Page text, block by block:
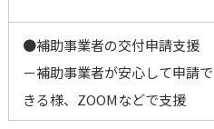
●補助事業者の交付申請支援
－補助事業者が安心して申請で
きる様、ZOOMなどで支援